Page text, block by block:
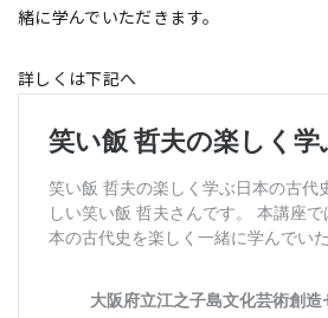
緒に学んでいただきます。
詳しくは下記へ